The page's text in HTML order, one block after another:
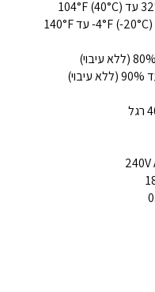
‎-4°F (‎-20°C) עד 140°F